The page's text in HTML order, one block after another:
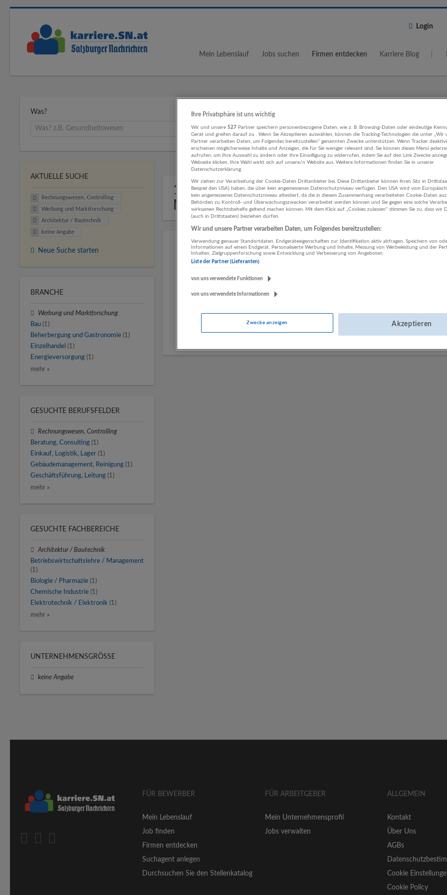
Login
Mein Lebenslauf Jobs suchen Firmen entdecken Karriere Blog
Was? Wo?
5 km
1 Rechnungswesen, Controlling Werbung
Marktforschung Unternehmen
LUGSTEIN CONSULTING
Bergheim bei Salzburg
Energieversorgung | Finanz- und Versicherungsleistungen |
Gesundheitswesen | Herstellung von Waren | IT-Dienstleistungen |
Öffentliche Verwaltung | Rechtsberatung und Wirtschaftsprüfung |
Sonstige Dienstleistungen | Sozialwesen | Verkehr | Verlagswesen |
AKTUELLE SUCHE
Rechnungswesen, Controlling
Werbung und Marktforschung
Architektur / Bautechnik
keine Angabe
Neue Suche starten
BRANCHE
Werbung und Marktforschung
Bau (1)
Beherbergung und Gastronomie (1)
Einzelhandel (1)
Energieversorgung (1)
mehr »
GESUCHTE BERUFSFELDER
Rechnungswesen, Controlling
Beratung, Consulting (1)
Einkauf, Logistik, Lager (1)
Gebäudemanagement, Reinigung (1)
Geschäftsführung, Leitung (1)
mehr »
GESUCHTE FACHBEREICHE
Architektur / Bautechnik
Betriebswirtschaftslehre / Management
(1)
Biologie / Pharmazie (1)
Chemische Industrie (1)
Elektrotechnik / Elektronik (1)
mehr »
UNTERNEHMENSGRÖSSE
keine Angabe
FÜR BEWERBER
Mein Lebenslauf
Job finden
Firmen entdecken
Suchagent anlegen
Durchsuchen Sie den Stellenkatalog
FÜR ARBEITGEBER
Mein Unternehmensprofil
Jobs verwalten
ALLGEMEIN
Kontakt
Über Uns
AGBs
Cookie
Cookie Policy
Ihre Privatsphäre ist uns wichtig
Wir und unsere527 Partner speichern personenbezogene Daten, wie z. B. Browsing-Daten oder eindeutige
Gerät und greifen darauf zu . Wenn Sie Akzeptieren auswählen, können die Tracking-Technologien die unter „Wir
Partner verarbeiten Daten, um Folgendes bereitzustellen“ genannten Zwecke unterstützen. Wenn Tracker
erscheinen möglicherweise Inhalte und Anzeigen, die für Sie weniger relevant sind. Sie können dieses Menü
aufrufen, um Ihre Auswahl zu ändern oder Ihre Einwilligung zu widerrufen, indem Sie auf den Link Zwecke
Webseite klicken. Ihre Wahl wirkt sich auf unsere/n Website aus. Weitere Informationen finden Sie in unserer
Datenschutzerklärung.
Wir ziehen zur Verarbeitung der Cookie-Daten Drittanbieter bei. Diese Drittanbieter können ihren Sitz in
Beispiel den USA) haben, die über kein angemessenes Datenschutzniveau verfügen. Den USA wird vom
kein angemessenes Datenschutzniveau attestiert, da die in diesem Zusammenhang verarbeiteten Cookie-Daten
Behörden zu Kontroll- und Überwachungszwecken verarbeitet werden können und Sie gegen eine solche
wirksamen Rechtsbehelfe geltend machen können. Mit dem Klick auf „Cookies zulassen“ stimmen Sie zu, dass wir
(auch in Drittstaaten) beiziehen dürfen.
Wir und unsere Partner verarbeiten Daten, um Folgendes bereitzustellen:
Verwendung genauer Standortdaten. Endgeräteeigenschaften zur Identifikation aktiv abfragen. Speichern von
Informationen auf einem Endgerät. Personalisierte Werbung und Inhalte, Messung von Werbeleistung und der
Inhalten, Zielgruppenforschung sowie Entwicklung und Verbesserung von Angeboten.
Liste der Partner (Lieferanten)
von uns verwendete Funktionen
von uns verwendete Informationen
Zwecke anzeigen Akzeptieren